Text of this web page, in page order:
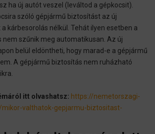
ha új autót veszel (leváltod a gépkocsit).
szóló gépjármű biztosítást az új
kárbesorolás nélkül. Tehát ilyen esetben a
nem szűnik meg automatikusan. Az új
belül eldöntheti, hogy marad-e a gépjármű
A gépjármű biztosítás nem ruházható
itt olvashatsz: https://nemetorszagi-
valthatok-gepjarmu-biztositast-